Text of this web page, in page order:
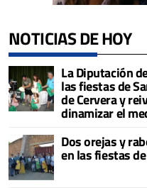
NOTICIAS DE HOY
La Diputación
las fiestas de
de Cervera y
dinamizar el
Dos orejas y
en las fiestas